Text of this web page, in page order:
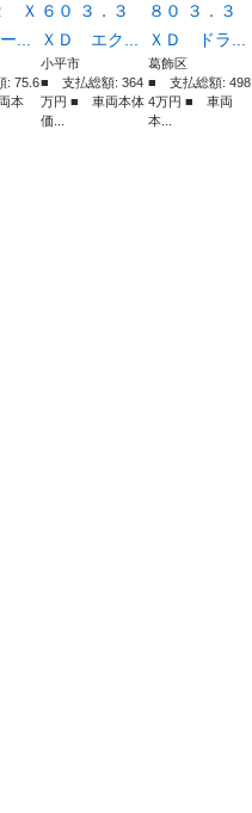
Ｘ
...
: 75.6
本
６０ ３．３
ＸＤ エク...
小平市
■ 支払総額: 364
万円 ■ 車両本体
価...
８０ ３．３
ＸＤ ドラ...
葛飾区
■ 支払総額: 498.
4万円 ■ 車両
本...